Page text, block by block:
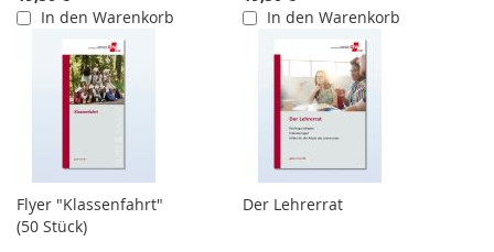
In den Warenkorb
In den Warenkorb
Flyer "Klassenfahrt"
(50 Stück)
Der Lehrerrat